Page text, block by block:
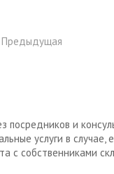
Предыдущая
посредников и
услуги в
с собственниками